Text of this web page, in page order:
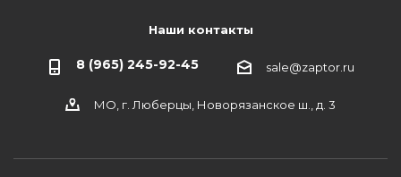
Наши контакты
8 (965) 245-92-45 sale@zaptor.ru
МО, г. Люберцы, Новорязанское ш., д. 3